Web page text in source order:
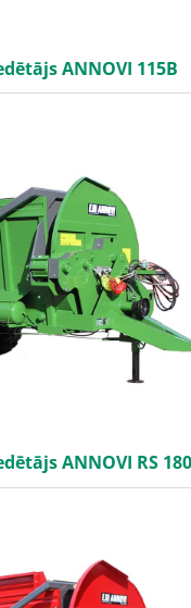
ANNOVI 115B
ANNOVI RS 180